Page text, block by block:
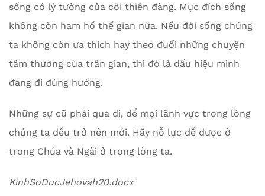
sống có lý tưởng của cõi thiên đàng. Mục đích sống
không còn ham hố thế gian nữa. Nếu đời sống chúng
ta không còn ưa thích hay theo đuổi những chuyện
tầm thường của trần gian, thì đó là dấu hiệu mình
đang đi đúng hướng.
Những sự cũ phải qua đi, để mọi lãnh vực trong lòng
chúng ta đều trở nên mới. Hãy nỗ lực để được ở
trong Chúa và Ngài ở trong lòng ta.
KinhSoDucJehovah20.docx